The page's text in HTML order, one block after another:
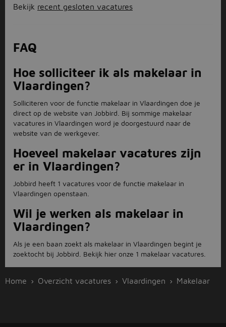
Bekijk recent gesloten vacatures
FAQ
Hoe solliciteer ik als makelaar in
Vlaardingen?
Solliciteren voor de functie makelaar in Vlaardingen doe je
direct op de website van Jobbird. Bij sommige makelaar
vacatures in Vlaardingen word je doorgestuurd naar de
website van de werkgever.
Hoeveel makelaar vacatures zijn
er in Vlaardingen?
Jobbird heeft 1 vacatures voor de functie makelaar in
Vlaardingen openstaan.
Wil je werken als makelaar in
Vlaardingen?
Als je een baan zoekt als makelaar in Vlaardingen begint je
zoektocht bij Jobbird. Bekijk hier onze 1 makelaar vacatures.
Home Overzicht vacatures Vlaardingen Makelaar